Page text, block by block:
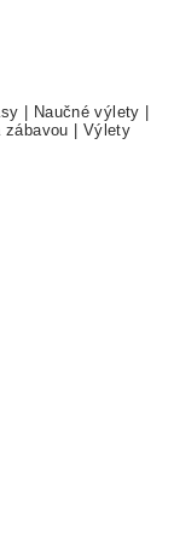
| Naučné výlety |
| Výlety